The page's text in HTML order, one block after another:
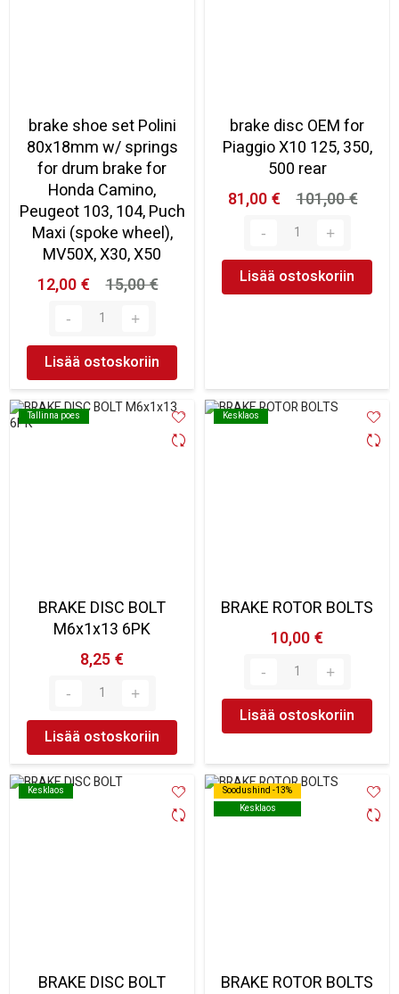
brake shoe set Polini
80x18mm w/ springs
for drum brake for
Honda Camino,
Peugeot 103, 104, Puch
Maxi (spoke wheel),
MV50X, X30, X50
12,00 €
15,00 €
Lisää ostoskoriin
brake disc OEM for
Piaggio X10 125, 350,
500 rear
81,00 €
101,00 €
Lisää ostoskoriin
Tallinna poes
Tallinna poes
BRAKE DISC BOLT
M6x1x13 6PK
8,25 €
Lisää ostoskoriin
Kesklaos
Kesklaos
BRAKE ROTOR BOLTS
10,00 €
Lisää ostoskoriin
Kesklaos
Kesklaos
BRAKE DISC BOLT
Soodushind -13%
Kesklaos
Soodushind -13%
Kesklaos
BRAKE ROTOR BOLTS